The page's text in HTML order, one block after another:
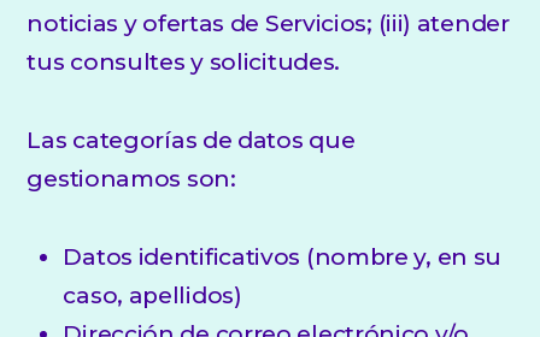
noticias y ofertas de Servicios; (iii) atender
tus consultes y solicitudes.
Las categorías de datos que
gestionamos son:
Datos identificativos (nombre y, en su
caso, apellidos)